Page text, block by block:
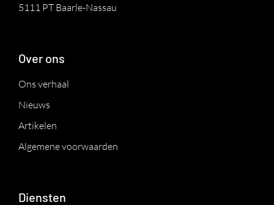
5111 PT Baarle-Nassau
Over ons
Ons verhaal
Nieuws
Artikelen
Algemene voorwaarden
Diensten